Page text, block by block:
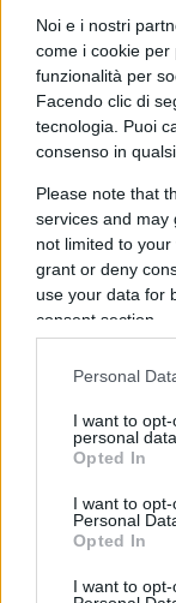
Noi e i nostri
come i cookie
funzionalità per
Facendo clic di
tecnologia. Puoi
consenso in
Please note that
services and may
not limited to
grant or deny
use your data for
consent section.
Personal
I want to
personal data.
Opted In
I want to
Personal
Opted In
I want to
curioso che
–
protagonista
In Scozia era
ma da due
reato anche il
offensivo”
altre
disabilità,
transgender.
possibile
non solo – per
loro casa. Non
disegno di
? Anche il
delle pene
contro